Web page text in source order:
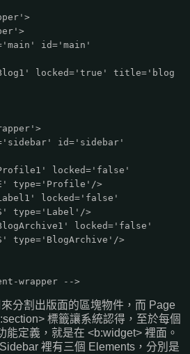
id='main'
locked='true' title='blog
id='sidebar'
locked='false'
type='Profile'/>
locked='false'
type='Label'/>
locked='false'
type='BlogArchive'/>
wrapper -->
分割出版面的區塊物件，而 Page
標籤讓系統認得，至於每個
能定義，就是在 <b:widget> 裡面。
裡有三個 Elements，分別是